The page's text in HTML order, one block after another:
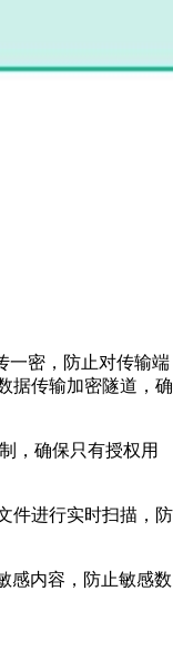
一密，防止对传输端
据传输加密隧道，确
，确保只有授权用
件进行实时扫描，防
感内容，防止敏感数